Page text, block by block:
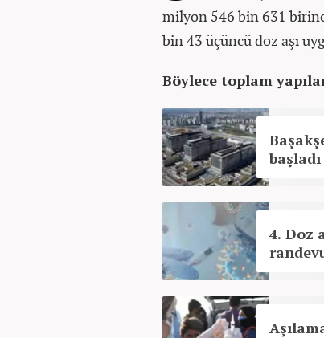
milyon 546 bin 631
bin 43 üçüncü doz aşı
Böylece toplam
başladı
4. Doz